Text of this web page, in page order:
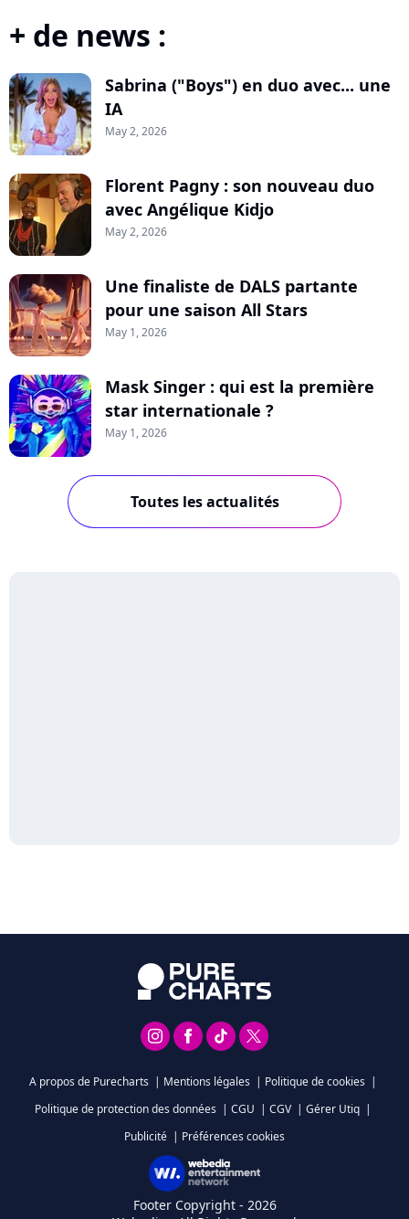
+ de news :
Sabrina ("Boys") en duo avec... une
IA
May 2, 2026
Florent Pagny : son nouveau duo
avec Angélique Kidjo
May 2, 2026
Une finaliste de DALS partante
pour une saison All Stars
May 1, 2026
Mask Singer : qui est la première
star internationale ?
May 1, 2026
Toutes les actualités
A propos de Purecharts | Mentions légales | Politique de cookies |
Politique de protection des données | CGU | CGV | Gérer Utiq |
Publicité | Préférences cookies
Footer Copyright - 2026